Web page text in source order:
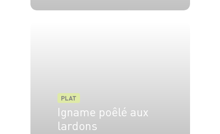
PLAT
Igname poêlé aux
lardons